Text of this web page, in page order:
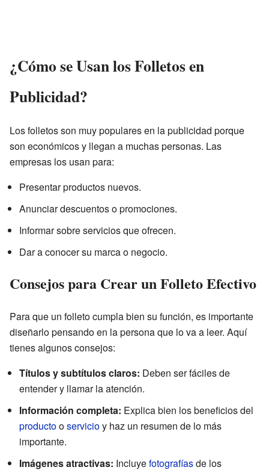
¿Cómo se Usan los Folletos en
Publicidad?
Los folletos son muy populares en la publicidad porque
son económicos y llegan a muchas personas. Las
empresas los usan para:
Presentar productos nuevos.
Anunciar descuentos o promociones.
Informar sobre servicios que ofrecen.
Dar a conocer su marca o negocio.
Consejos para Crear un Folleto Efectivo
Para que un folleto cumpla bien su función, es importante
diseñarlo pensando en la persona que lo va a leer. Aquí
tienes algunos consejos:
Títulos y subtítulos claros: Deben ser fáciles de
entender y llamar la atención.
Información completa: Explica bien los beneficios del
productooservicioy haz un resumen de lo más
importante.
Imágenes atractivas: Incluyefotografíasde los